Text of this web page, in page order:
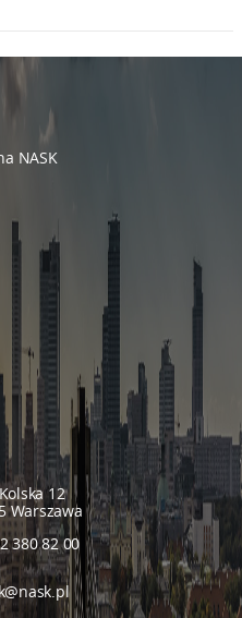
NASK
12
Warszawa
380 82 00